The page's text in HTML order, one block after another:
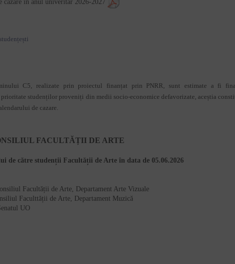
cazare în anul univeritar 2026-2027
C5, realizate prin proiectul finanțat prin PNRR, sunt estimate a fi
studenților proveniți din medii socio-economice defavorizate, aceștia
de cazare.
FACULTĂȚII DE ARTE
de către studenții Facultății de Arte în data de 05.06.2026
Facultății de Arte, Departament Arte Vizuale
Faculttății de Arte, Departament Muzică
UO